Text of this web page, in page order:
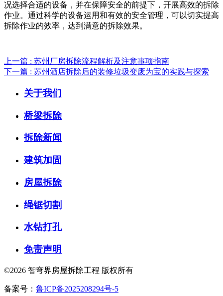
况选择合适的设备，并在保障安全的前提下，开展高效的拆除
作业。通过科学的设备运用和有效的安全管理，可以切实提高
拆除作业的效率，达到满意的拆除效果。
上一篇 : 苏州厂房拆除流程解析及注意事项指南
下一篇 : 苏州酒店拆除后的装修垃圾变废为宝的实践与探索
关于我们
桥梁拆除
拆除新闻
建筑加固
房屋拆除
绳锯切割
水钻打孔
免责声明
©2026 智穹界房屋拆除工程 版权所有
备案号： 鲁ICP备2025208294号-5